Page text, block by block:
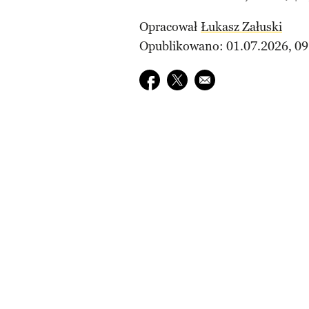
Opracował Łukasz Załuski
Opublikowano: 01.07.2026,
Udostępnij na facebook
Udostępnij na twitter
E-mail do przyjaciela